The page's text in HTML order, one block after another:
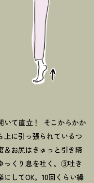
いて直立 ！
そこからかか
に引っ張られているつ
＆お尻はきゅっと引き締
っくり息を吐く。③吐き
してOK。10回くらい繰